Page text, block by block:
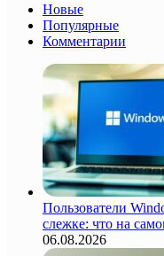
Новые
Популярные
Комментарии
Пользователи
слежке: что на
06.08.2026